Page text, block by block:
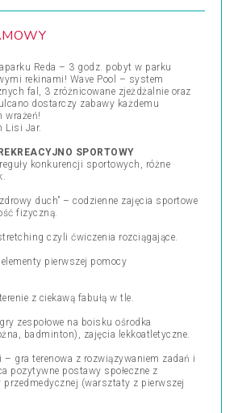
Reda – 3 godz. pobyt w parku
rekinami! Wave Pool – system
fal, 3 zróżnicowane zjeżdżalnie oraz
dostarczy zabawy każdemu
wrażeń!
Lisi Jar.
SPORTOWY
konkurencji sportowych, różne
duch” – codzienne zajęcia sportowe
fizyczną.
czyli ćwiczenia rozciągające.
pierwszej pomocy
z ciekawą fabułą w tle.
zespołowe na boisku ośrodka
badminton), zajęcia lekkoatletyczne.
– gra terenowa z rozwiązywaniem zadań i
pozytywne postawy społeczne z
przedmedycznej (warsztaty z pierwszej